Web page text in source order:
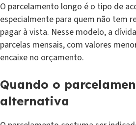
O parcelamento longo é o tipo de
especialmente para quem não tem
pagar à vista. Nesse modelo, a
parcelas mensais, com valores
encaixe no orçamento.
Quando o
alternativa